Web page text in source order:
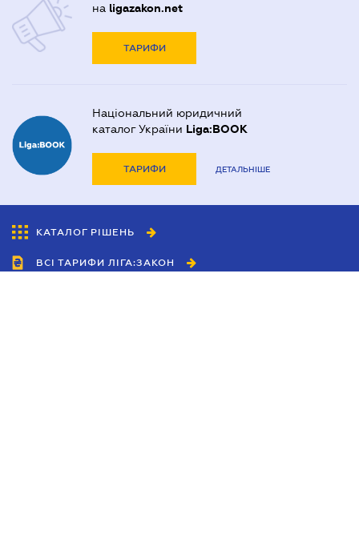
на ligazakon.net
ТАРИФИ
Національний юридичний
каталог України Liga:BOOK
ТАРИФИ ДЕТАЛЬНІШЕ
КАТАЛОГ РІШЕНЬ
ВСІ ТАРИФИ ЛІГА:ЗАКОН